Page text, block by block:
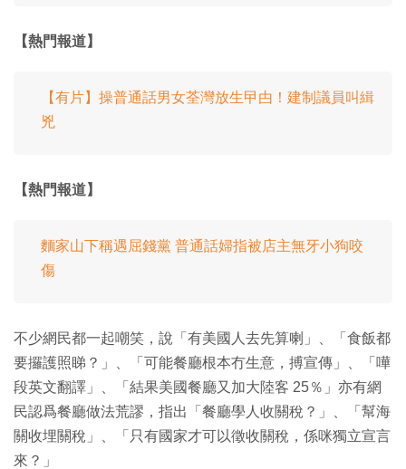
【熱門報道】
【有片】操普通話男女荃灣放生曱甴！建制議員叫緝
兇
【熱門報道】
麵家山下稱遇屈錢黨 普通話婦指被店主無牙小狗咬
傷
不少網民都一起嘲笑，說「有美國人去先算喇」、「食飯都
要攞護照睇？」、「可能餐廳根本冇生意，搏宣傳」、「嘩
段英文翻譯」、「結果美國餐廳又加大陸客 25％」亦有網
民認爲餐廳做法荒謬，指出「餐廳學人收關稅？」、「幫海
關收埋關稅」、「只有國家才可以徵收關稅，係咪獨立宣言
來？」